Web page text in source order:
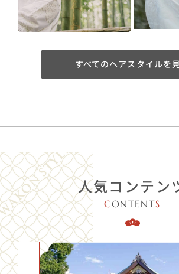
すべてのヘアスタイルを
人気コンテン
CONTENTS